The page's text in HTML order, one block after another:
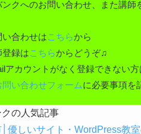
クへのお問い合わせ、また講師
い合わせはこちらから
登録はこちらからどうぞ♫
アカウントがなく登録できない方
い合わせフォームに必要事項を
の人気記事
優しいサイト・WordPress教